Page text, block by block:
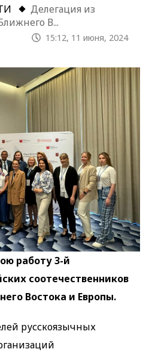
Делегация из
В...
15:12, 11 июня, 2024
работу 3-й
соотечественников
Востока и Европы.
русскоязычных